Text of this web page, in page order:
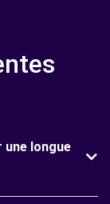
une longue